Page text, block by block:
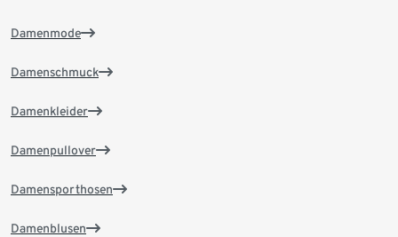
Damenmode
Damenschmuck
Damenkleider
Damenpullover
Damensporthosen
Damenblusen